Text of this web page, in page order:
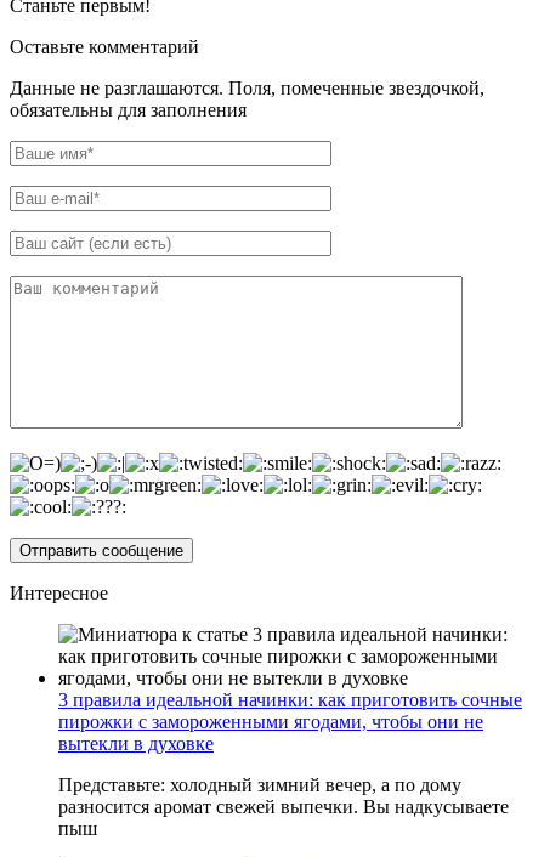
Станьте первым!
Оставьте комментарий
Данные не разглашаются. Поля, помеченные звездочкой,
обязательны для заполнения
Интересное
3 правила идеальной начинки: как приготовить сочные
пирожки с замороженными ягодами, чтобы они не
вытекли в духовке
Представьте: холодный зимний вечер, а по дому
разносится аромат свежей выпечки. Вы надкусываете
пыш